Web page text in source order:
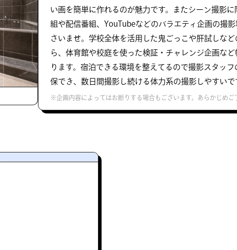
い画を簡単に作れるのが魅力です。またシーン撮影
組や配信番組、YouTubeなどのバラエティ企画の撮
さいませ。学校全体を活用した鬼ごっこや肝試しな
ら、体育館や校庭を使った検証・チャレンジ企画な
ります。宿泊できる環境を整えてるので撮影スタッ
保でき、数日間撮影し続ける体力系の撮影しやすいで
※企画内容によってはお断りする場合もございます。あらかじめご